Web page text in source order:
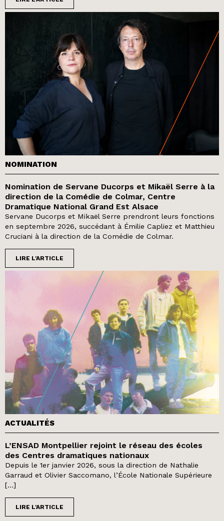
NOMINATION
Nomination de Servane Ducorps et Mikaël Serre à la
direction de la Comédie de Colmar, Centre
Dramatique National Grand Est Alsace
Servane Ducorps et Mikaël Serre prendront leurs fonctions
en septembre 2026, succédant à Émilie Capliez et Matthieu
Cruciani à la direction de la Comédie de Colmar.
LIRE L'ARTICLE
ACTUALITÉS
L’ENSAD Montpellier rejoint le réseau des écoles
des Centres dramatiques nationaux
Depuis le 1er janvier 2026, sous la direction de Nathalie
Garraud et Olivier Saccomano, l’École Nationale Supérieure
[…]
LIRE L'ARTICLE